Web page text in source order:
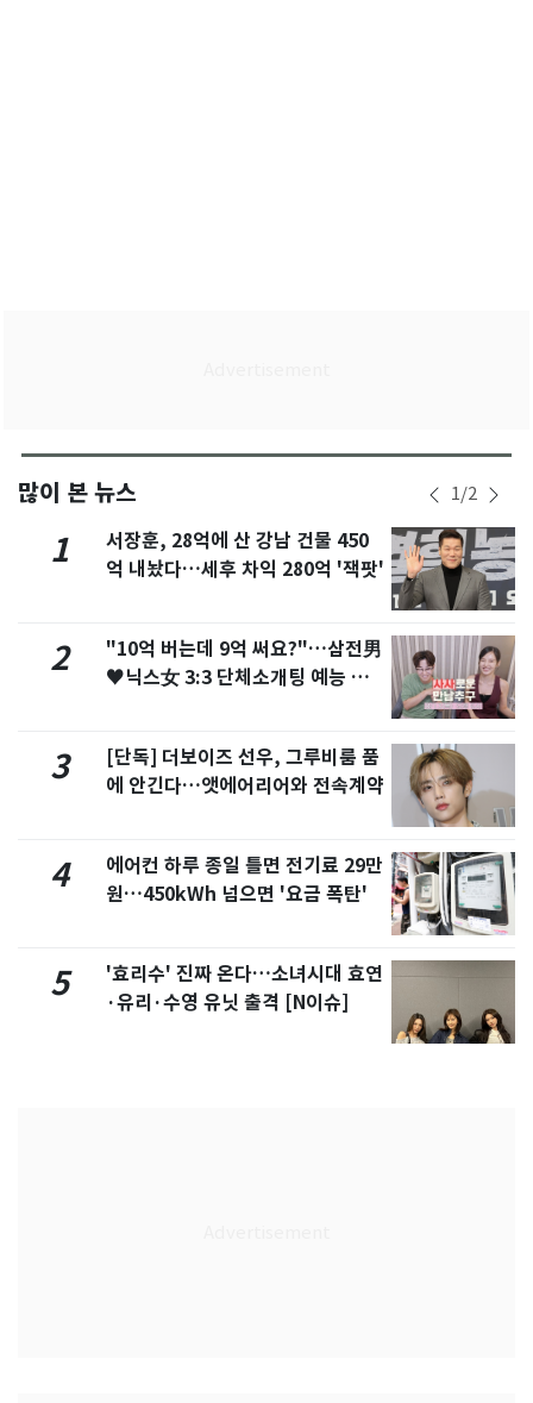
많이 본 뉴스 1/2
1
서장훈, 28억에 산 강남 건물 450
억 내놨다…세후 차익 280억 '잭팟'
2
"10억 버는데 9억 써요?"…삼전男
♥닉스女 3:3 단체소개팅 예능 화
3
[단독] 더보이즈 선우, 그루비룸 품
에 안긴다…앳에어리어와 전속계약
4
에어컨 하루 종일 틀면 전기료 29만
원…450kWh 넘으면 '요금 폭탄'
5
'효리수' 진짜 온다…소녀시대 효연
·유리·수영 유닛 출격 [N이슈]